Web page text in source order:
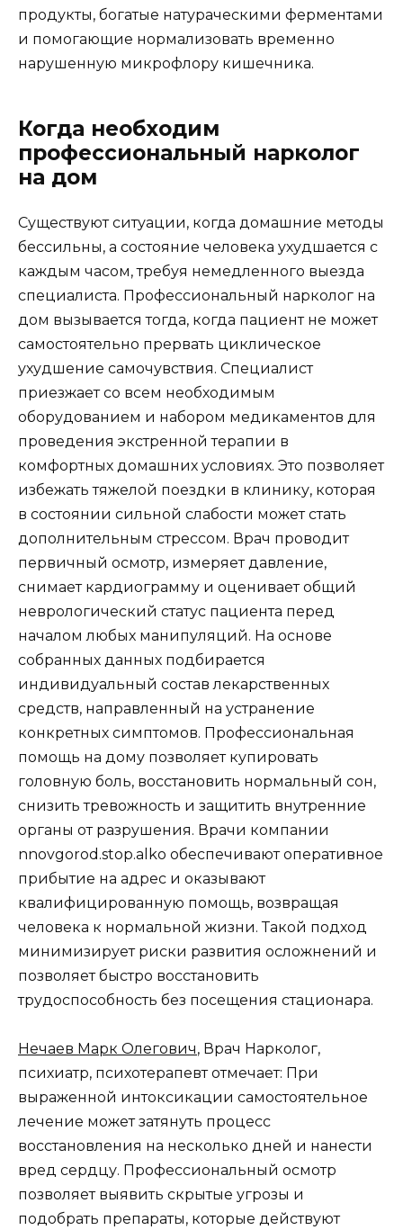
продукты, богатые натураческими ферментами
и помогающие нормализовать временно
нарушенную микрофлору кишечника.
Когда необходим
профессиональный нарколог
на дом
Существуют ситуации, когда домашние методы
бессильны, а состояние человека ухудшается с
каждым часом, требуя немедленного выезда
специалиста. Профессиональный нарколог на
дом вызывается тогда, когда пациент не может
самостоятельно прервать циклическое
ухудшение самочувствия. Специалист
приезжает со всем необходимым
оборудованием и набором медикаментов для
проведения экстренной терапии в
комфортных домашних условиях. Это позволяет
избежать тяжелой поездки в клинику, которая
в состоянии сильной слабости может стать
дополнительным стрессом. Врач проводит
первичный осмотр, измеряет давление,
снимает кардиограмму и оценивает общий
неврологический статус пациента перед
началом любых манипуляций. На основе
собранных данных подбирается
индивидуальный состав лекарственных
средств, направленный на устранение
конкретных симптомов. Профессиональная
помощь на дому позволяет купировать
головную боль, восстановить нормальный сон,
снизить тревожность и защитить внутренние
органы от разрушения. Врачи компании
nnovgorod.stop.alko обеспечивают оперативное
прибытие на адрес и оказывают
квалифицированную помощь, возвращая
человека к нормальной жизни. Такой подход
минимизирует риски развития осложнений и
позволяет быстро восстановить
трудоспособность без посещения стационара.
Нечаев Марк Олегович, Врач Нарколог,
психиатр, психотерапевт отмечает: При
выраженной интоксикации самостоятельное
лечение может затянуть процесс
восстановления на несколько дней и нанести
вред сердцу. Профессиональный осмотр
позволяет выявить скрытые угрозы и
подобрать препараты, которые действуют